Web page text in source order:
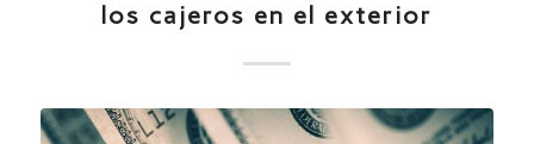
los cajeros en el exterior